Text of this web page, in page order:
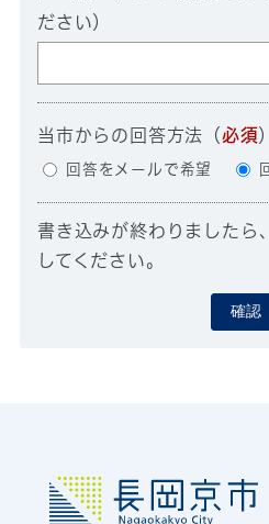
ださい）
当市からの回答方法 （必須）
回答をメールで希望
書き込みが終わりましたら
してください。
確認